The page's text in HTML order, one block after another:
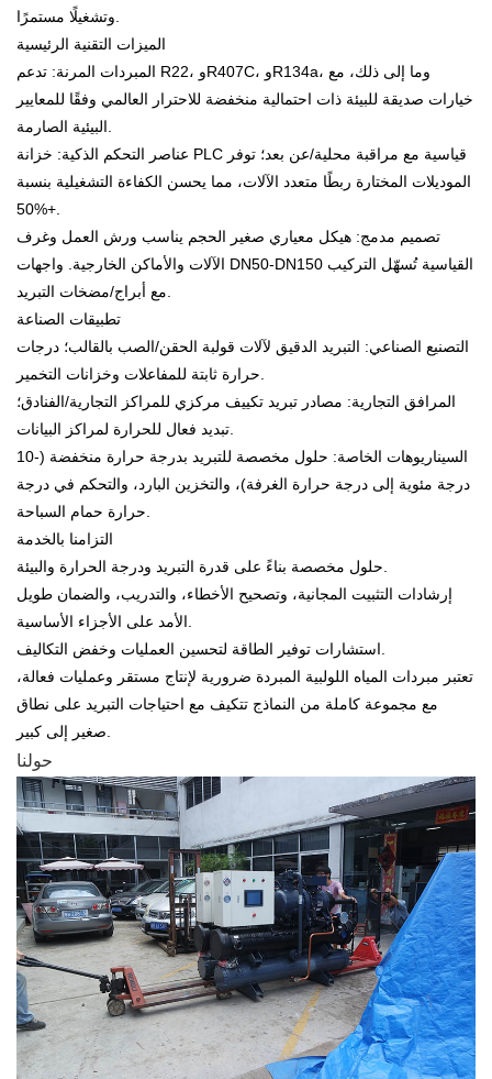
وتشغيلًا مستمرًا.
الميزات التقنية الرئيسية
المبردات المرنة: تدعم R22، وR407C، وR134a، وما إلى ذلك، مع
خيارات صديقة للبيئة ذات احتمالية منخفضة للاحترار العالمي وفقًا للمعايير
البيئية الصارمة.
عناصر التحكم الذكية: خزانة PLC قياسية مع مراقبة محلية/عن بعد؛ توفر
الموديلات المختارة ربطًا متعدد الآلات، مما يحسن الكفاءة التشغيلية بنسبة
50%+.
تصميم مدمج: هيكل معياري صغير الحجم يناسب ورش العمل وغرف
الآلات والأماكن الخارجية. واجهات DN50-DN150 القياسية تُسهّل التركيب
مع أبراج/مضخات التبريد.
تطبيقات الصناعة
التصنيع الصناعي: التبريد الدقيق لآلات قولبة الحقن/الصب بالقالب؛ درجات
حرارة ثابتة للمفاعلات وخزانات التخمير.
المرافق التجارية: مصادر تبريد تكييف مركزي للمراكز التجارية/الفنادق؛
تبديد فعال للحرارة لمراكز البيانات.
السيناريوهات الخاصة: حلول مخصصة للتبريد بدرجة حرارة منخفضة (-10
درجة مئوية إلى درجة حرارة الغرفة)، والتخزين البارد، والتحكم في درجة
حرارة حمام السباحة.
التزامنا بالخدمة
حلول مخصصة بناءً على قدرة التبريد ودرجة الحرارة والبيئة.
إرشادات التثبيت المجانية، وتصحيح الأخطاء، والتدريب، والضمان طويل
الأمد على الأجزاء الأساسية.
استشارات توفير الطاقة لتحسين العمليات وخفض التكاليف.
تعتبر مبردات المياه اللولبية المبردة ضرورية لإنتاج مستقر وعمليات فعالة،
مع مجموعة كاملة من النماذج تتكيف مع احتياجات التبريد على نطاق
صغير إلى كبير.
حولنا